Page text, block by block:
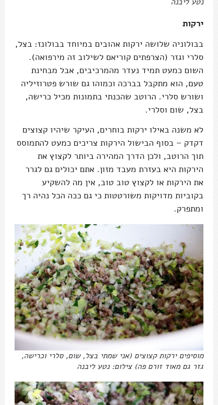
ירקות
בבולוניה שלושה ירקות אהובים במיוחד בבולונז: בצל,
סלרי וגזר (הצרפתים קוריאם לשילוב זה מירפואה).
השום כמעט תמיד נעדר מהמרכיבים, אבל מבחינת
טעם, הוא מתקבל בברכה וכמוהו גם שורש פטרוזיליה
ושורש סלרי. הרוטב שהכנתי בתמונות מכיל כרישה,
בצל, שום וסלרי.
לא משנה באילו ירקות בוחרים, העיקר שיהיו קצוצים
דקדק – בסוף הבישול הירקות צריכים כמעט להתמוסס
תוך הרוטב, ולכן הדרך המהירה ביותר לקצוץ את
הירקות היא בעזרת מעבד מזון. אתם יכולים גם לגרר
את הירקות או לקצוץ טוב טוב, אין מה להשקיע
בקוביות מדויקות משורטטות כי גם ככה הכל נהיה רך
ומתפרק.
מוסיפים ירקות קצוצים (אני שמתי בצל, שום, סלרי וכרישה,
גזר גם מאוד זורם פה) צילום: נטע ליבנה